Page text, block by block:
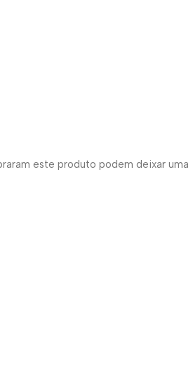
este produto podem deixar uma